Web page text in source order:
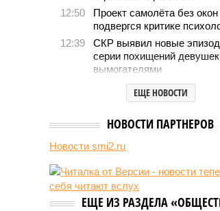
12:50
Проект самолёта без окон
подвергся критике
12:39
СКР выявил новые
серии похищений девушек
вымогателями
Хуснуллин заявил о
необходимости
океану
12:05
В Японии опять произошло
12:03
В Египте безработный
притворялся судьёй и
деньги
ЕЩЕ НОВОСТИ
НОВОСТИ ПАРТНЕРОВ
Новости smi2.ru
ЕЩЕ ИЗ РАЗДЕЛА